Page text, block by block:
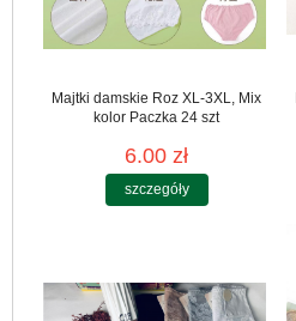
Majtki damskie Roz XL-3XL, Mix
kolor Paczka 24 szt
6.00 zł
szczegóły